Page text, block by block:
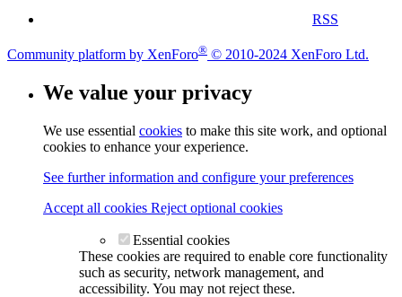
RSS
Community platform by XenForo® © 2010-2024 XenForo Ltd.
We value your privacy
We use essential cookies to make this site work, and optional
cookies to enhance your experience.
See further information and configure your preferences
Accept all cookies Reject optional cookies
Essential cookies
These cookies are required to enable core functionality
such as security, network management, and
accessibility. You may not reject these.